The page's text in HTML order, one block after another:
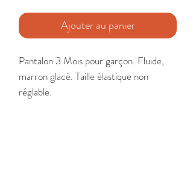
Ajouter au panier
Pantalon 3 Mois pour garçon. Fluide,
marron glacé. Taille élastique non
réglable.